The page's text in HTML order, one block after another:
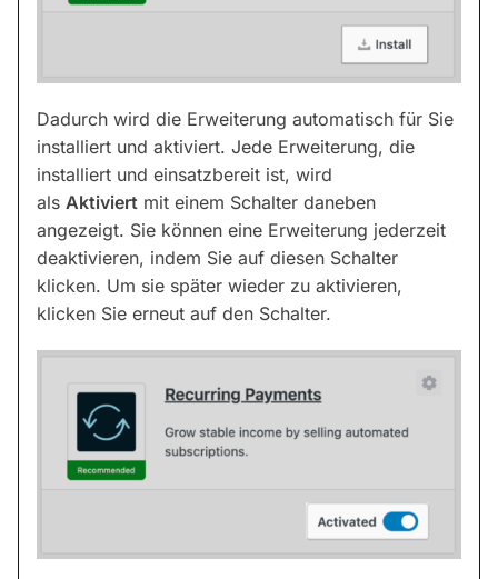
Dadurch wird die Erweiterung automatisch für Sie
installiert und aktiviert. Jede Erweiterung, die
installiert und einsatzbereit ist, wird
als Aktiviert mit einem Schalter daneben
angezeigt. Sie können eine Erweiterung jederzeit
deaktivieren, indem Sie auf diesen Schalter
klicken. Um sie später wieder zu aktivieren,
klicken Sie erneut auf den Schalter.